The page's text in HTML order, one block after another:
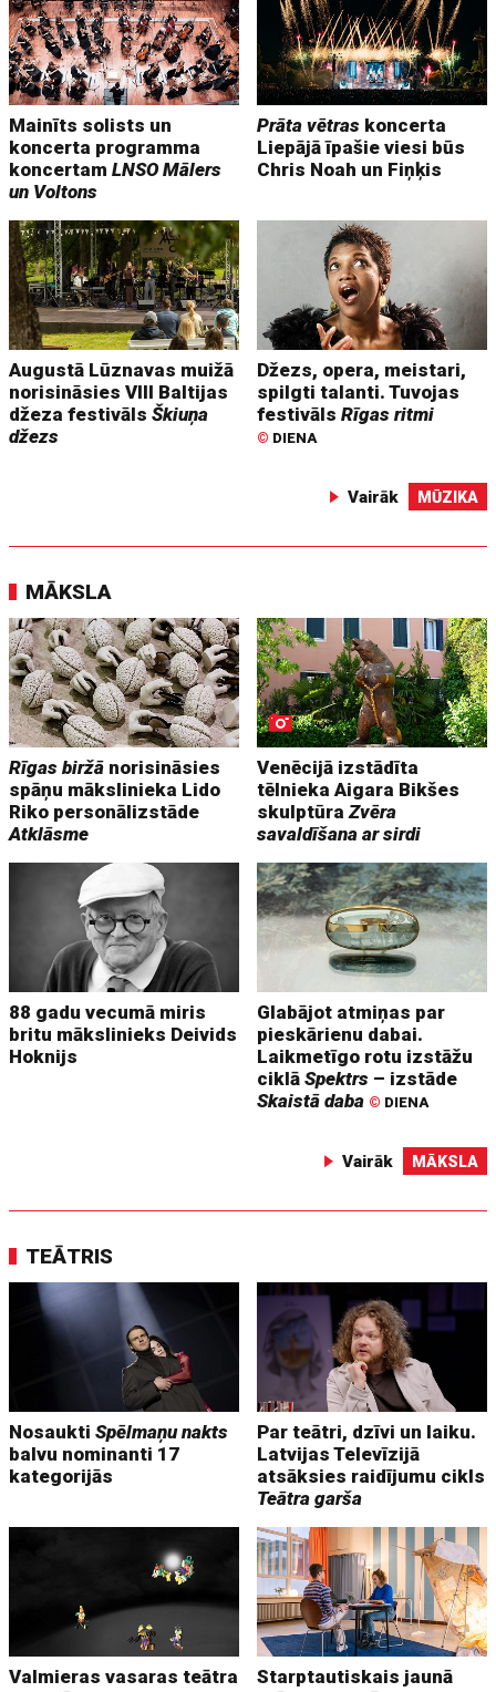
Mainīts solists un
koncerta programma
koncertamLNSO Mālers
un Voltons
Prāta vētras koncerta
Liepājā īpašie viesi būs
Chris Noah un Fiņķis
Augustā Lūznavas muižā
norisināsies VIII Baltijas
džeza festivālsŠkiuņa
džezs
Džezs, opera, meistari,
spilgti talanti. Tuvojas
festivālsRīgas ritmi
© DIENA
Vairāk MŪZIKA
MĀKSLA
Rīgas biržā norisināsies
spāņu mākslinieka Lido
Riko personālizstāde
Atklāsme
Venēcijā izstādīta
tēlnieka Aigara Bikšes
skulptūraZvēra
savaldīšana ar sirdi
88 gadu vecumā miris
britu mākslinieks Deivids
Hoknijs
Glabājot atmiņas par
pieskārienu dabai.
Laikmetīgo rotu izstāžu
ciklāSpektrs – izstāde
Skaistā daba © DIENA
Vairāk MĀKSLA
TEĀTRIS
NosauktiSpēlmaņu nakts
balvu nominanti 17
kategorijās
Par teātri, dzīvi un laiku.
Latvijas Televīzijā
atsāksies raidījumu cikls
Teātra garša
Valmieras vasaras teātra
Starptautiskais jaunā